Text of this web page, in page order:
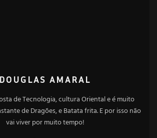
DOUGLAS AMARAL
de Tecnologia, cultura Oriental e é muito
de Dragões, e Batata frita. E por isso não
vai viver por muito tempo!